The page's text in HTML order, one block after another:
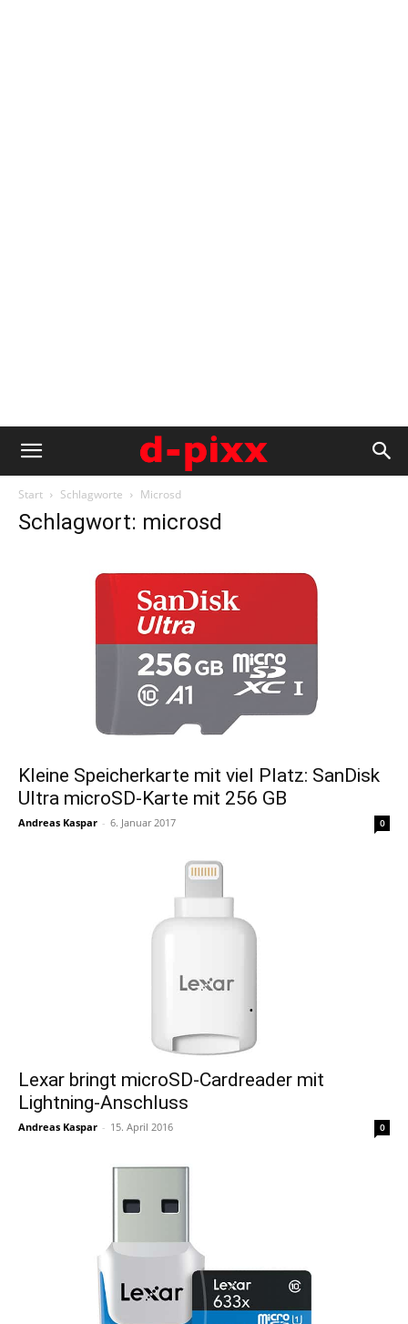
Start Schlagworte Microsd
Schlagwort: microsd
Kleine Speicherkarte mit viel Platz: SanDisk
Ultra microSD-Karte mit 256 GB
Andreas Kaspar - 6. Januar 2017 0
Lexar bringt microSD-Cardreader mit
Lightning-Anschluss
Andreas Kaspar - 15. April 2016 0